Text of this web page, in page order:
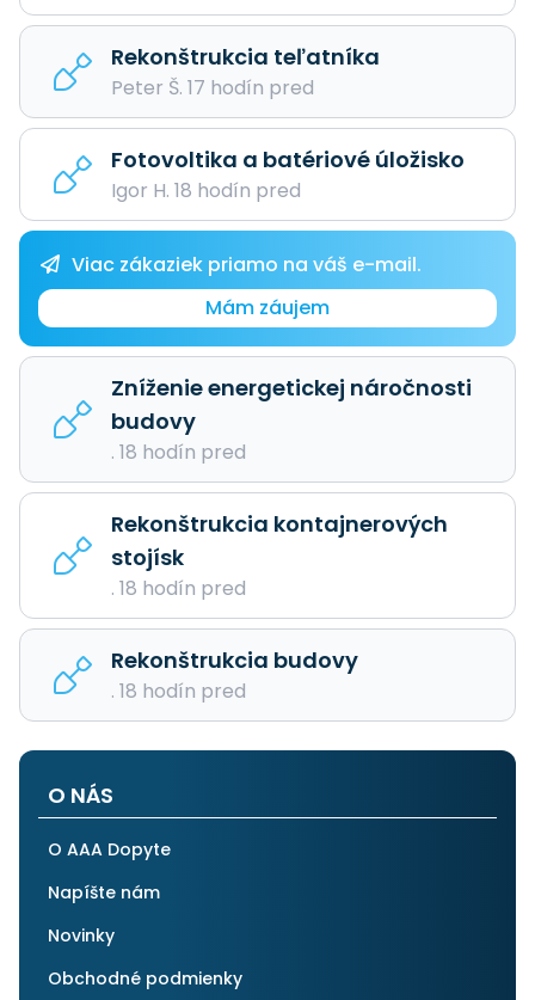
Rekonštrukcia teľatníka
Peter Š. 17 hodín pred
Fotovoltika a batériové úložisko
Igor H. 18 hodín pred
Viac zákaziek priamo na váš e-mail.
Mám záujem
Zníženie energetickej náročnosti
budovy
. 18 hodín pred
Rekonštrukcia kontajnerových
stojísk
. 18 hodín pred
Rekonštrukcia budovy
. 18 hodín pred
O NÁS
O AAA Dopyte
Napíšte nám
Novinky
Obchodné podmienky